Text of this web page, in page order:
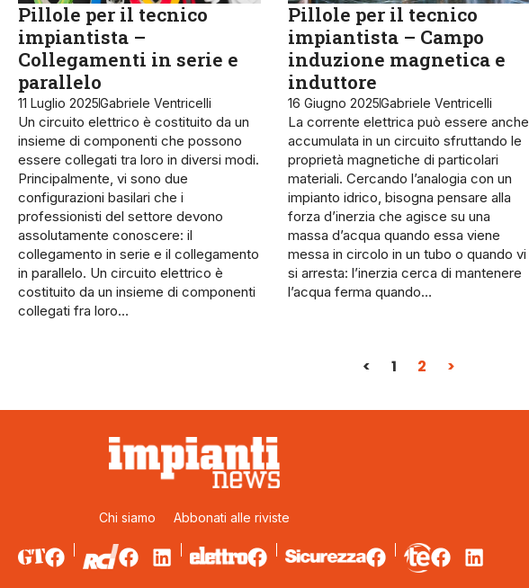
Pillole per il tecnico
impiantista –
Collegamenti in serie e
parallelo
11 Luglio 2025Gabriele Ventricelli
Un circuito elettrico è costituito da un
insieme di componenti che possono
essere collegati tra loro in diversi modi.
Principalmente, vi sono due
configurazioni basilari che i
professionisti del settore devono
assolutamente conoscere: il
collegamento in serie e il collegamento
in parallelo. Un circuito elettrico è
costituito da un insieme di componenti
collegati fra loro…
Pillole per il tecnico
impiantista – Campo
induzione magnetica e
induttore
16 Giugno 2025Gabriele Ventricelli
La corrente elettrica può essere anche
accumu­lata in un circuito sfrut­tando le
proprietà ma­gnetiche di particolari
materiali. Cercando l’analogia con un
im­pianto idrico, bisogna pensare alla
forza d’inerzia che agisce su una
massa d’acqua quando essa viene
messa in circolo in un tu­bo o quando vi
si arresta: l’iner­zia cerca di mantenere
l’acqua ferma quando…
< 1 2 >
Chi siamo Abbonati alle riviste